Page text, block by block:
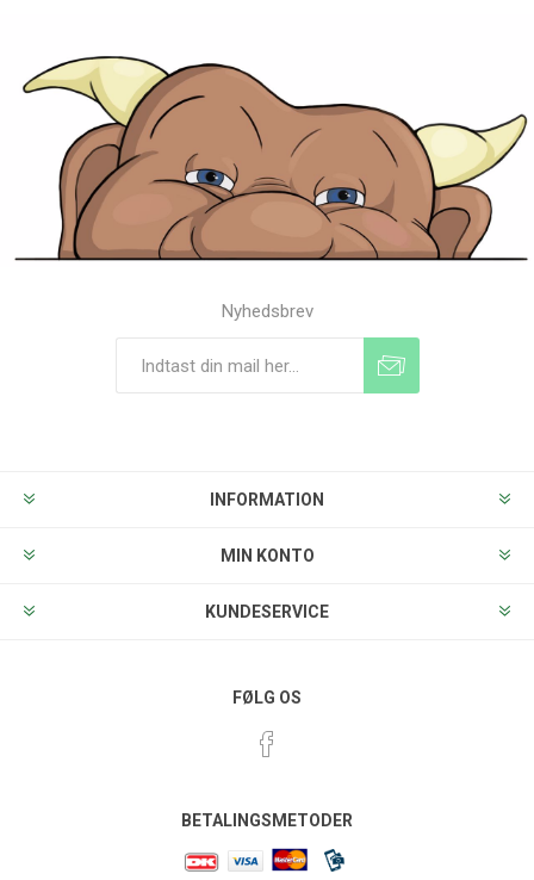
Nyhedsbrev
INFORMATION
MIN KONTO
KUNDESERVICE
FØLG OS
BETALINGSMETODER